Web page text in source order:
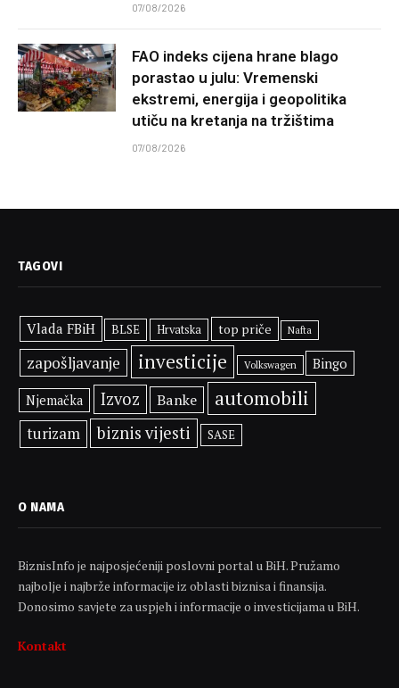
07/08/2026
FAO indeks cijena hrane blago
porastao u julu: Vremenski
ekstremi, energija i geopolitika
utiču na kretanja na tržištima
07/08/2026
TAGOVI
Vlada FBiH BLSE Hrvatska top priče Nafta
zapošljavanje investicije Volkswagen Bingo
Njemačka Izvoz Banke automobili
turizam biznis vijesti SASE
O NAMA
BiznisInfo je najposjećeniji poslovni portal u BiH. Pružamo
najbolje i najbrže informacije iz oblasti biznisa i finansija.
Donosimo savjete za uspjeh i informacije o investicijama u BiH.
Kontakt